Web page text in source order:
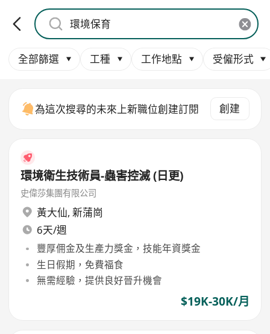
全部篩選 工種 工作地點 受僱形式
為這次搜尋的未來上新職位創建訂閱 創建
環境衛生技術員-蟲害控滅 (日更)
史偉莎集團有限公司
黃大仙, 新蒲崗
6天/週
豐厚佣金及生產力獎金，技能年資獎金
生日假期，免費福食
無需經驗，提供良好晉升機會
$19K-30K/月